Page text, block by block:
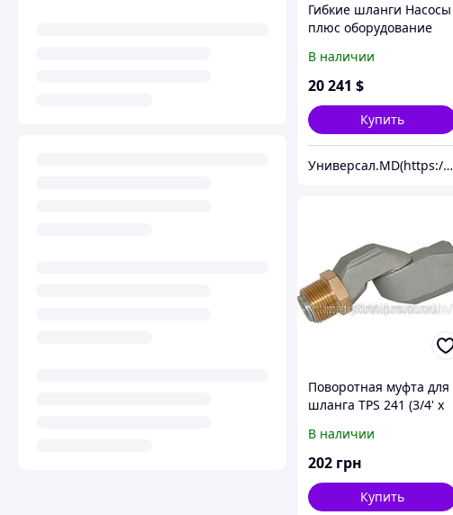
Гибкие шланги Насосы
плюс оборудование
В наличии
20 241 $
Купить
Универсал.MD(https://universal.prom.md/)
Поворотная муфта для
шланга TPS 241 (3/4' x
В наличии
202 грн
Купить